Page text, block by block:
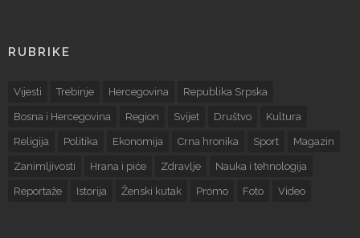
RUBRIKE
Vijesti Trebinje Hercegovina Republika Srpska
Bosna i Hercegovina Region Svijet Društvo Kultura
Religija Politika Ekonomija Crna hronika Sport Magazin
Zanimljivosti Hrana i piće Zdravlje Nauka i tehnologija
Reportaže Istorija Ženski kutak Promo Foto Video